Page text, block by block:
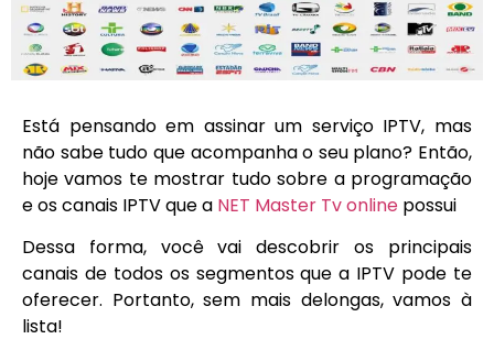
Está pensando em assinar um serviço IPTV, mas
não sabe tudo que acompanha o seu plano? Então,
hoje vamos te mostrar tudo sobre a programação
e os canais IPTV que a NET Master Tv online possui
Dessa forma, você vai descobrir os principais
canais de todos os segmentos que a IPTV pode te
oferecer. Portanto, sem mais delongas, vamos à
lista!